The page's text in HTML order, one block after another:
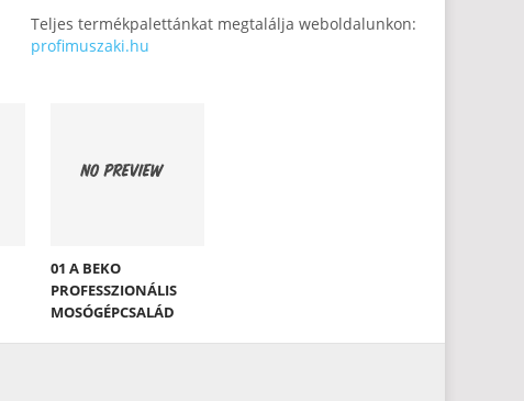
Teljes termékpalettánkat megtalálja weboldalunkon:
profimuszaki.hu
01 A BEKO
PROFESSZIONÁLIS
MOSÓGÉPCSALÁD